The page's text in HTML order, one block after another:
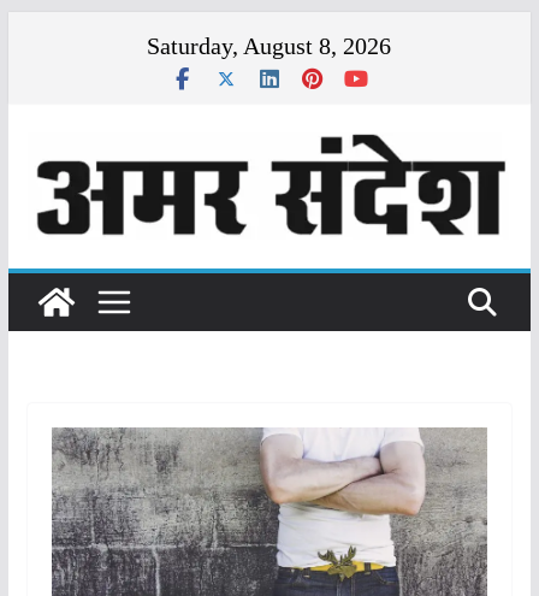
Saturday, August 8, 2026